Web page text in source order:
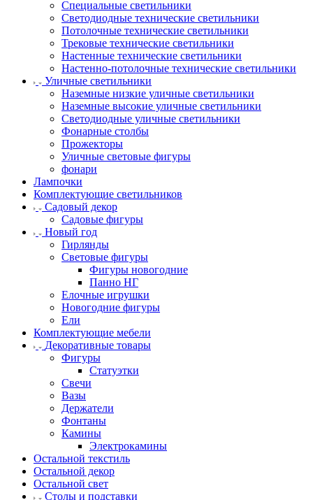
Специальные светильники
Светодиодные технические светильники
Потолочные технические светильники
Трековые технические светильники
Настенные технические светильники
Настенно-потолочные технические светильники
Уличные светильники
Наземные низкие уличные светильники
Наземные высокие уличные светильники
Светодиодные уличные светильники
Фонарные столбы
Прожекторы
Уличные световые фигуры
фонари
Лампочки
Комплектующие светильников
Садовый декор
Садовые фигуры
Новый год
Гирлянды
Световые фигуры
Фигуры новогодние
Панно НГ
Елочные игрушки
Новогодние фигуры
Ели
Комплектующие мебели
Декоративные товары
Фигуры
Статуэтки
Свечи
Вазы
Держатели
Фонтаны
Камины
Электрокамины
Остальной текстиль
Остальной декор
Остальной свет
Столы и подставки